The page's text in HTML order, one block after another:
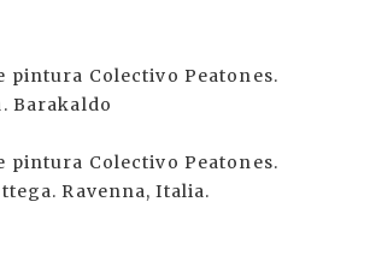
pintura Colectivo Peatones.
Barakaldo
pintura Colectivo Peatones.
Ravenna, Italia.